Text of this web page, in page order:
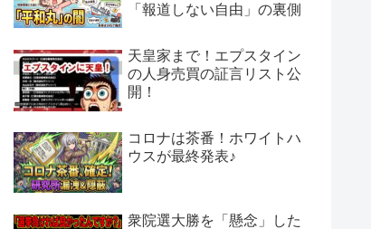
「報道しない自由」の裏側
天皇家まで！エプスタイン
の人身売買の証言リスト公
開！
コロナは茶番！ホワイトハ
ウスが最終発表♪
衆院選大勝を「懸念」した